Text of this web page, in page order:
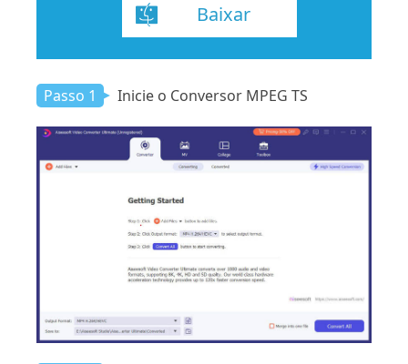
Baixar
Passo 1 Inicie o Conversor MPEG TS